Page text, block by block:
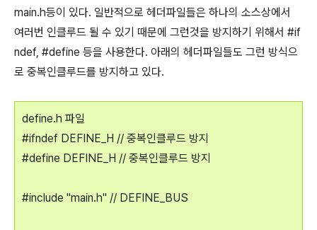
main.h등이 있다. 일반적으로 헤더파일들은 하나의 소스상에서
여러번 인클루드 될 수 있기 때문에 그런것을 방지하기 위해서 #if
ndef, #define 등을 사용한다. 아래의 헤더파일들도 그런 방식으
로 중복인클루드를 방지하고 있다.
define.h 파일
#ifndef DEFINE_H // 중복인클루드 방지
#define DEFINE_H // 중복인클루드 방지
#include "main.h" // DEFINE_BUS